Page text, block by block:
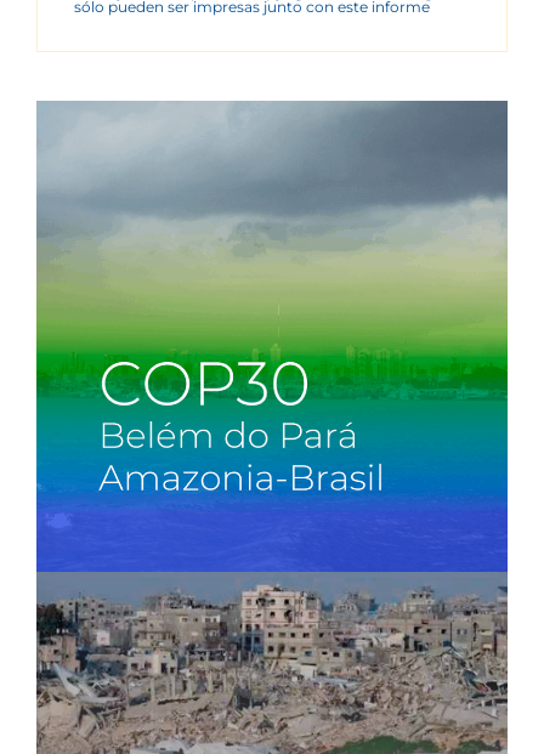
sólo pueden ser impresas junto con este informe